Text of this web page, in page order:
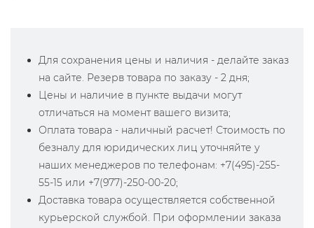
Для сохранения цены и наличия - делайте заказ
на сайте. Резерв товара по заказу - 2 дня;
Цены и наличие в пункте выдачи могут
отличаться на момент вашего визита;
Оплата товара - наличный расчет! Стоимость по
безналу для юридических лиц уточняйте у
наших менеджеров по телефонам: +7(495)-255-
55-15 или +7(977)-250-00-20;
Доставка товара осуществляется собственной
курьерской службой. При оформлении заказа